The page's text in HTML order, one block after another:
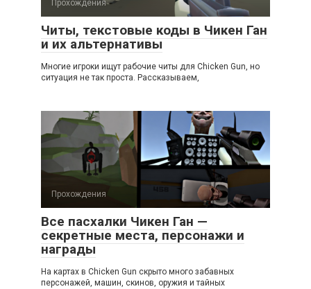
Прохождения
Читы, текстовые коды в Чикен Ган
и их альтернативы
Многие игроки ищут рабочие читы для Chicken Gun, но
ситуация не так проста. Рассказываем,
Прохождения
Все пасхалки Чикен Ган —
секретные места, персонажи и
награды
На картах в Chicken Gun скрыто много забавных
персонажей, машин, скинов, оружия и тайных